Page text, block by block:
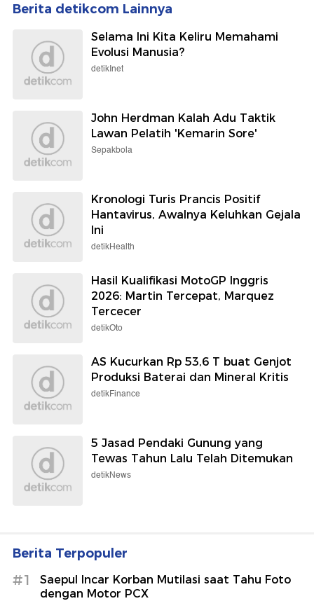
Berita detikcom Lainnya
Selama Ini Kita Keliru Memahami
Evolusi Manusia?
detikInet
John Herdman Kalah Adu Taktik
Lawan Pelatih 'Kemarin Sore'
Sepakbola
Kronologi Turis Prancis Positif
Hantavirus, Awalnya Keluhkan Gejala
Ini
detikHealth
Hasil Kualifikasi MotoGP Inggris
2026: Martin Tercepat, Marquez
Tercecer
detikOto
AS Kucurkan Rp 53,6 T buat Genjot
Produksi Baterai dan Mineral Kritis
detikFinance
5 Jasad Pendaki Gunung yang
Tewas Tahun Lalu Telah Ditemukan
detikNews
Berita Terpopuler
#1
Saepul Incar Korban Mutilasi saat Tahu Foto
dengan Motor PCX